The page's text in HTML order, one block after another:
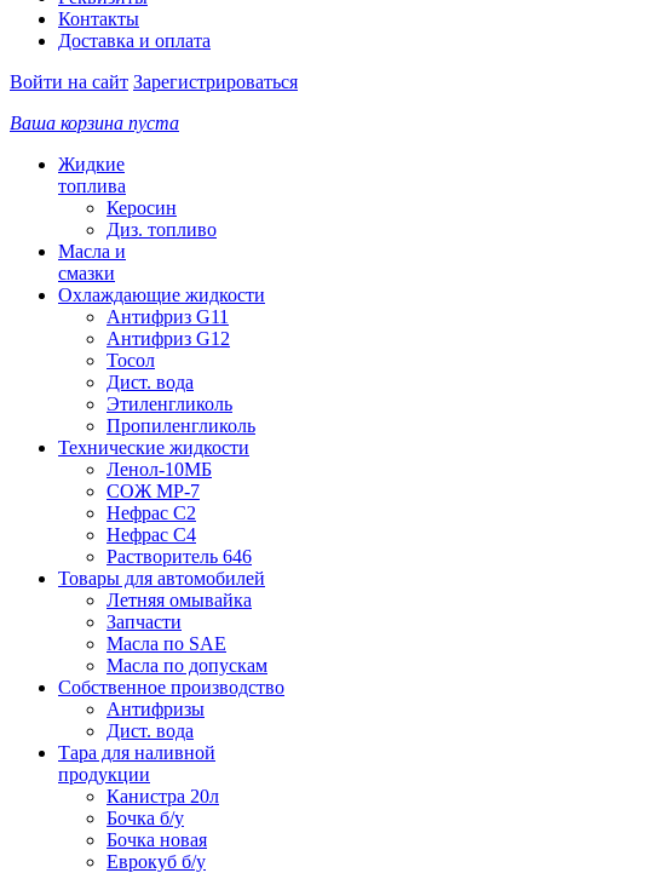
Контакты
Доставка и оплата
Войти на сайт Зарегистрироваться
Ваша корзина пуста
Жидкие
топлива
Керосин
Диз. топливо
Масла и
смазки
Охлаждающие жидкости
Антифриз G11
Антифриз G12
Тосол
Дист. вода
Этиленгликоль
Пропиленгликоль
Технические жидкости
Ленол-10МБ
СОЖ МР-7
Нефрас С2
Нефрас С4
Растворитель 646
Товары для автомобилей
Летняя омывайка
Запчасти
Масла по SAE
Масла по допускам
Собственное производство
Антифризы
Дист. вода
Тара для наливной
продукции
Канистра 20л
Бочка б/у
Бочка новая
Еврокуб б/у